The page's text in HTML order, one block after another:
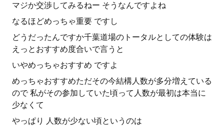
マジか交渉してみるねー そうなんですよね
なるほどめっちゃ重要 ですし
どうだったんですか千葉道場のトータルとしての体験は
えっとおすすめ度合いで言うと
いやめっちゃおすすめ ですよ
めっちゃおすすめただその今結構人数が多分増えている
ので 私がその参加していた頃って人数が最初は本当に
少なくて
やっぱり 人数が少ない頃というのは